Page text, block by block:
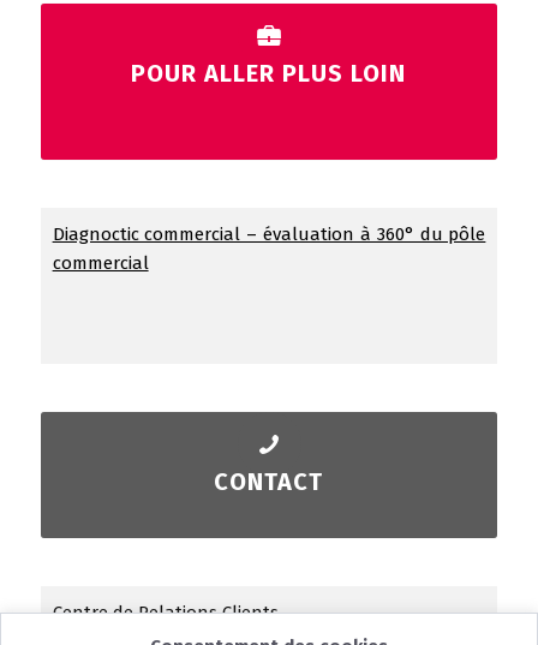
POUR ALLER PLUS LOIN
Diagnoctic commercial – évaluation à 360° du pôle
commercial
CONTACT
Centre de Relations Clients